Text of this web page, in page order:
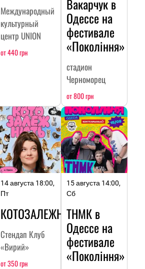
Международный
культурный
центр UNION
от 440 грн
Вакарчук в
Одессе на
фестивале
«Покоління»
стадион
Черноморец
от 800 грн
14 августа 18:00,
Пт
КОТОЗАЛЕЖНОСТЬ
Стендап Клуб
«Вирий»
от 350 грн
15 августа 14:00,
Сб
ТНМК в
Одессе на
фестивале
«Покоління»